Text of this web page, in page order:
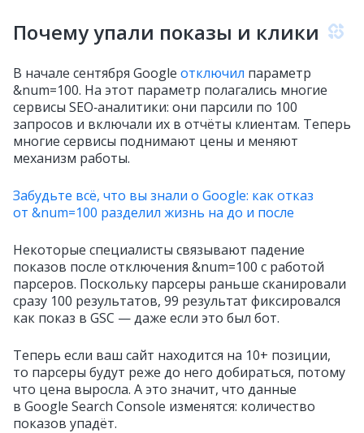
Почему упали показы и клики
В начале сентября Google отключил параметр
&num=100. На этот параметр полагались многие
сервисы SEO‑аналитики: они парсили по 100
запросов и включали их в отчёты клиентам. Теперь
многие сервисы поднимают цены и меняют
механизм работы.
Забудьте всё, что вы знали о Google: как отказ
от &num=100 разделил жизнь на до и после
Некоторые специалисты связывают падение
показов после отключения &num=100 с работой
парсеров. Поскольку парсеры раньше сканировали
сразу 100 результатов, 99 результат фиксировался
как показ в GSC — даже если это был бот.
Теперь если ваш сайт находится на 10+ позиции,
то парсеры будут реже до него добираться, потому
что цена выросла. А это значит, что данные
в Google Search Console изменятся: количество
показов упадёт.